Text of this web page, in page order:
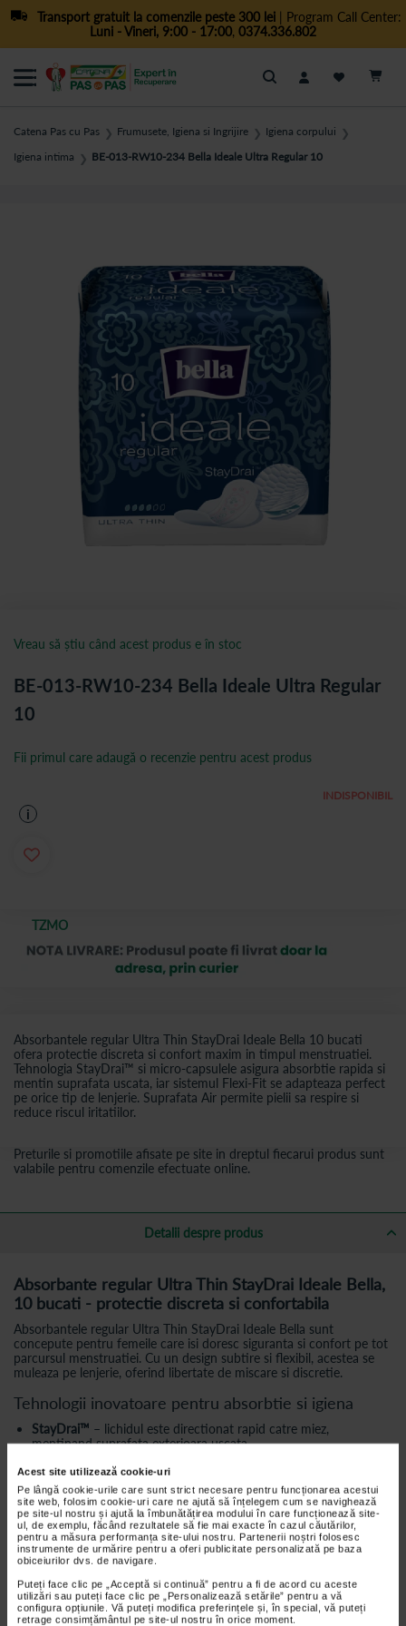
Acest site utilizează cookie-uri
Pe lângă cookie-urile care sunt strict necesare pentru funcționarea acestui
site web, folosim cookie-uri care ne ajută să înțelegem cum se navighează
pe site-ul nostru și ajută la îmbunătățirea modului în care funcționează site-
ul, de exemplu, făcând rezultatele să fie mai exacte în cazul căutărilor,
pentru a măsura performanța site-ului nostru. Partenerii noștri folosesc
instrumente de urmărire pentru a oferi publicitate personalizată pe baza
obiceiurilor dvs. de navigare.
Puteți face clic pe „Acceptă si continuă” pentru a fi de acord cu aceste
utilizări sau puteți face clic pe „Personalizează setările” pentru a vă
configura opțiunile. Vă puteți modifica preferințele și, în special, vă puteți
retrage consimțământul pe site-ul nostru în orice moment.
Transport gratuit la comenzile peste 300 lei| Program Call Center:
Luni - Vineri, 9:00 - 17:00, 0374.336.802
Cautare
Catena Pas cu Pas ❯ Frumusete, Igiena si Ingrijire ❯ Igiena corpului ❯
Igiena intima ❯ BE-013-RW10-234 Bella Ideale Ultra Regular 10
TZMO
Absorbantele regular Ultra Thin StayDrai Ideale Bella 10 bucati
ofera protectie discreta si confort maxim in timpul menstruatiei.
Tehnologia StayDrai™ si micro-capsulele asigura absorbtie rapida si
mentin suprafata uscata, iar sistemul Flexi-Fit se adapteaza perfect
pe orice tip de lenjerie. Suprafata Air permite pielii sa respire si
reduce riscul iritatiilor.
BE-013-RW10-234 Bella Ideale Ultra Regular
10
INDISPONIBIL
Fii primul care adaugă o recenzie pentru acest produs
i
Vreau să știu când acest produs e în stoc
Preturile si promotiile afisate pe site in dreptul fiecarui produs sunt
valabile pentru comenzile efectuate online.
Detalii despre produs
Absorbante regular Ultra Thin StayDrai Ideale Bella,
10 bucati - protectie discreta si confortabila
Absorbantele regular Ultra Thin StayDrai Ideale Bella sunt
concepute pentru femeile care isi doresc siguranta si confort pe tot
parcursul menstruatiei. Cu un design subtire si flexibil, acestea se
muleaza pe lenjerie, oferind libertate de miscare si discretie.
Tehnologii inovatoare pentru absorbtie si igiena
StayDrai™ – lichidul este directionat rapid catre miez,
mentinand suprafata exterioara uscata
Micro-capsule– absorbtie sporita comparativ cu absorbantele
igienice normale
Flexi-Fit– se adapteaza perfect pe orice tip de lenjerie, oferind
confort si discretie
Air– suprafata ce permite pielii sa respire, reducand riscul
iritatiilor
Parfum delicat– mentine prospetimea si reduce mirosurile
neplacute